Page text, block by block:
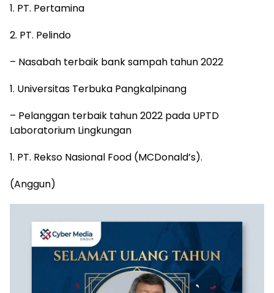
1. PT. Pertamina
2. PT. Pelindo
– Nasabah terbaik bank sampah tahun 2022
1. Universitas Terbuka Pangkalpinang
– Pelanggan terbaik tahun 2022 pada UPTD
Laboratorium Lingkungan
1. PT. Rekso Nasional Food (MCDonald’s).
(Anggun)